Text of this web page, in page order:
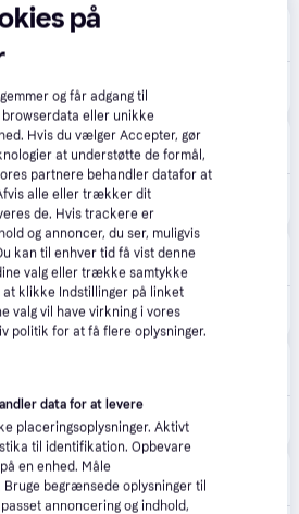
AL-KO Cylinderklipper Gudenaa GU 400
Eller 3 betalinger af 396 kr.
4.7(127)
dage
AL-KO Cylinderklipper Gudenaa GU 400
Eller 3 betalinger af 385 kr.
(3)
dage
GU 400.
på
og får adgang til
browserdata eller unikke
Hvis du vælger Accepter, gør
at understøtte de formål,
partnere behandler datafor at
alle eller trækker dit
de. Hvis trackere er
og annoncer, du ser, muligvis
kan til enhver tid få vist denne
valg eller trække samtykke
at klikke Indstillinger på linket
valg vil have virkning i vores
politik for at få flere oplysninger.
data for at levere
placeringsoplysninger. Aktivt
til identifikation. Opbevare
en enhed. Måle
begrænsede oplysninger til
annoncering og indhold,